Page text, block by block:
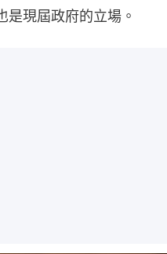
是現屆政府的立場。